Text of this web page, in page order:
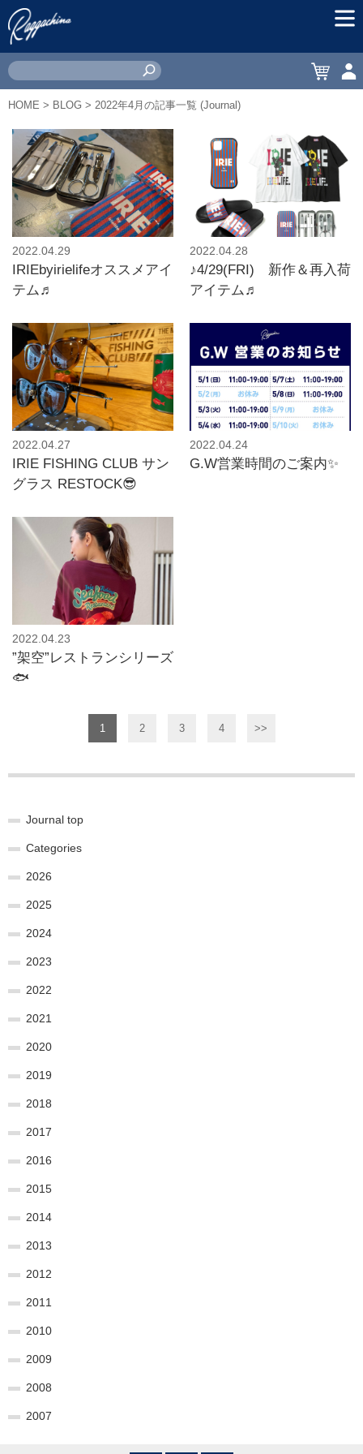
HOME > BLOG > 2022年4月の記事一覧 (Journal)
2022.04.29
IRIEbyirielifeオススメアイ
テム♬
2022.04.28
♪4/29(FRI) 新作＆再入荷
アイテム♬
2022.04.27
IRIE FISHING CLUB サン
グラス RESTOCK😎
2022.04.24
G.W営業時間のご案内✨
2022.04.23
”架空”レストランシリーズ
🐟
1 2 3 4 >>
Journal top
Categories
2026
2025
2024
2023
2022
2021
2020
2019
2018
2017
2016
2015
2014
2013
2012
2011
2010
2009
2008
2007